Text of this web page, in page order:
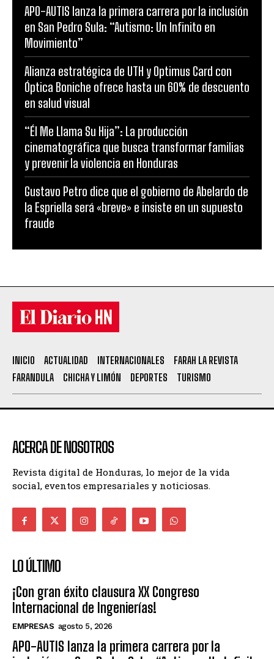
APO-AUTIS lanza la primera carrera por la inclusión
en San Pedro Sula: “Autismo: Un Infinito en
Movimiento”
Alianza estratégica de UTH y Optimus Card con
Óptica Boniche ofrece hasta un 60% de descuento
en salud visual
“Él Me Llama Su Hija”: La producción
cinematográfica que busca transformar familias
y prevenir la violencia en Honduras
Gustavo Petro dice que el gobierno de Abelardo de
la Espriella será «breve» e insiste en un supuesto
fraude
INICIO ACTUALIDAD INTERNACIONALES
FARAH LA REVISTA
FARANDULA
CHICHA Y LIMÓN DEPORTES TURISMO
ACERCA DE NOSOTROS
Revista digital de Honduras, lo mejor de la vida
social, eventos empresariales y noticiosas.
LO ÚLTIMO
¡Con gran éxito clausura XX Congreso
Internacional de Ingenierías!
EMPRESAS agosto 5, 2026
APO-AUTIS lanza la primera carrera por la